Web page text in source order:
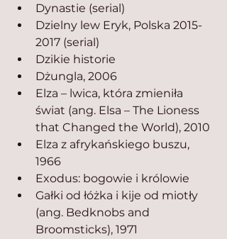
Dynastie (serial)
Dzielny lew Eryk, Polska 2015-
2017 (serial)
Dzikie historie
Dżungla, 2006
Elza – lwica, która zmieniła
świat (ang. Elsa – The Lioness
that Changed the World), 2010
Elza z afrykańskiego buszu,
1966
Exodus: bogowie i królowie
Gałki od łóżka i kije od miotły
(ang. Bedknobs and
Broomsticks), 1971